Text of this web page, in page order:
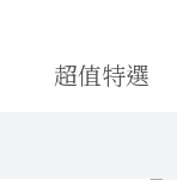
超值特選